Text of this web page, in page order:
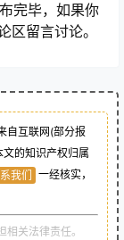
完毕，如果你
区留言讨论。
自互联网(部分报
的知识产权归属
我们
一经核实，
关法律责任。